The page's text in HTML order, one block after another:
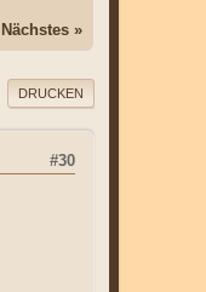
Nächstes »
DRUCKEN
#30